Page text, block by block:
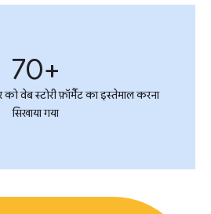
70+
को वेब स्टोरी फ़ॉर्मैट का इस्तेमाल करना
सिखाया गया